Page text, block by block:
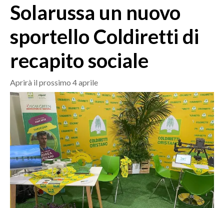
ORISTANO E PROVINCIA
GALLURA
NUORO E PROVINCIA
OGLIASTRA
AGENDA
CRONACA
ITALIA
MONDO
POLITICA
ECONOMIA
Solarussa un nuovo
sportello Coldiretti di
recapito sociale
Aprirà il prossimo 4 aprile